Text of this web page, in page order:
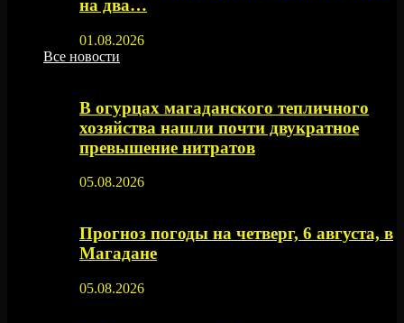
на два…
01.08.2026
Все новости
В огурцах магаданского тепличного
хозяйства нашли почти двукратное
превышение нитратов
05.08.2026
Прогноз погоды на четверг, 6 августа, в
Магадане
05.08.2026